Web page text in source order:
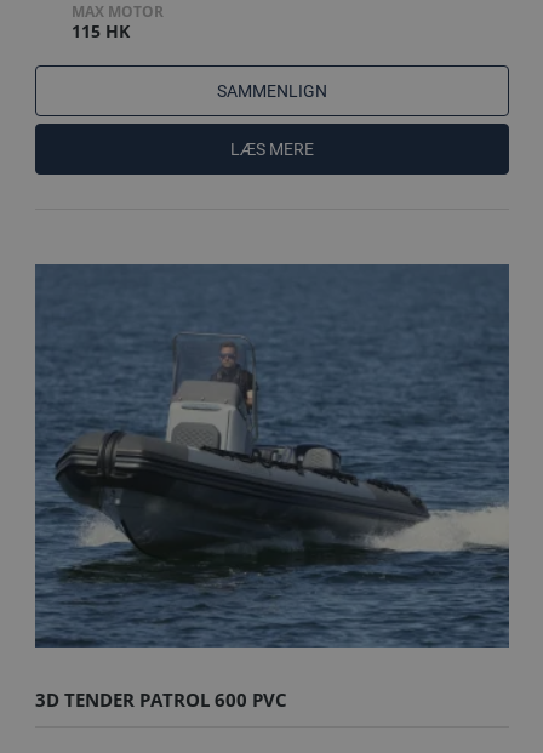
MAX MOTOR
115 HK
SAMMENLIGN
LÆS MERE
3D TENDER PATROL 600 PVC